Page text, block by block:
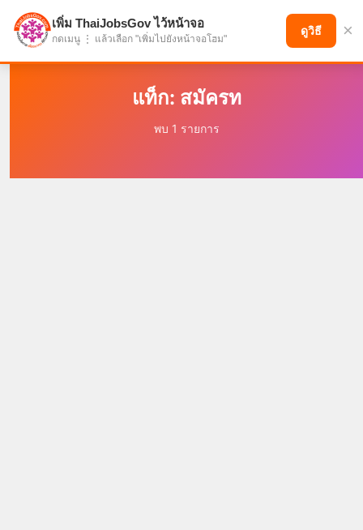
แบ่งปันโอกาส เพื่ออนาคตที่ก้าวหน้า
แท็ก: สมัครท
พบ 1 รายการ
เพิ่ม ThaiJobsGov ไว้หน้าจอ
กดเมนู ⋮ แล้วเลือก "เพิ่มไปยังหน้าจอโฮม"
ดูวิธี ×